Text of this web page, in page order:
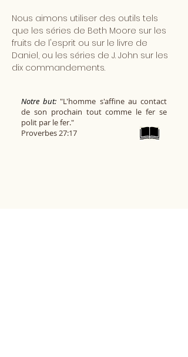
Nous aimons utiliser des outils tels
que les séries de Beth Moore sur les
fruits de l'esprit ou sur le livre de
Daniel, ou les séries de J. John sur les
dix commandements.
Notre but:"L'homme s'affine au contact
de son prochain tout comme le fer se
polit par le fer."
Proverbes 27:17